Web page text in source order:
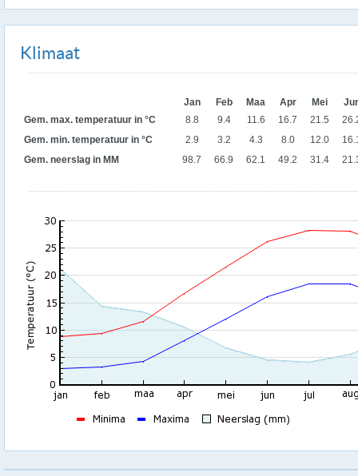
Klimaat
Jan Feb Maa Apr Mei
Gem. max. temperatuur in °C
8.8 9.4 11.6 16.7 21.5
Gem. min. temperatuur in °C
2.9 3.2 4.3 8.0 12.0
Gem. neerslag in MM
98.7 66.9 62.1 49.2 31.4